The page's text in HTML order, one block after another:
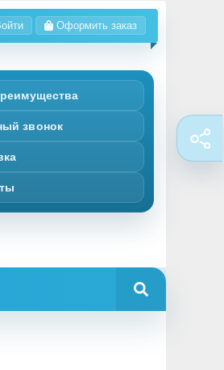
Оформить заказ
звонок